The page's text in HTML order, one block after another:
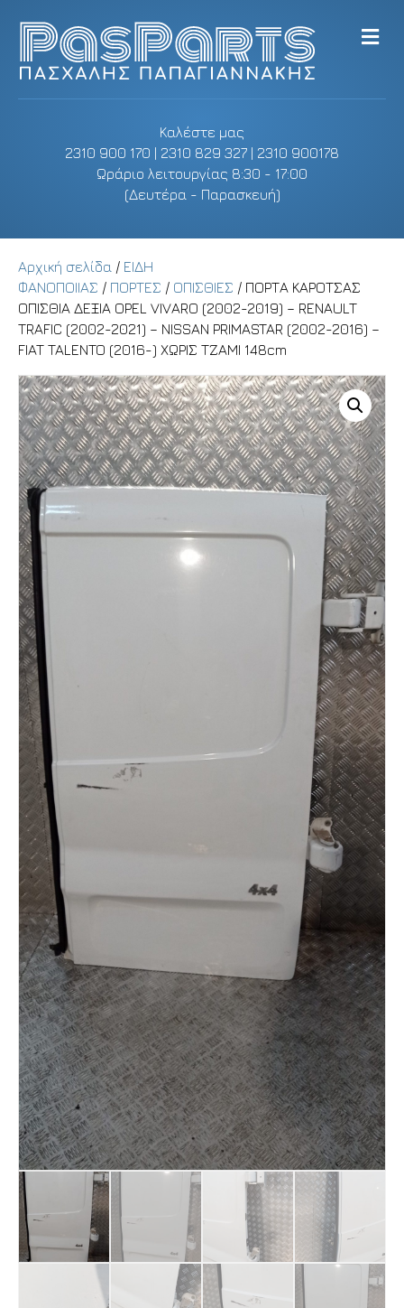
Καλέστε μας
2310 900 170 | 2310 829 327 | 2310 900178
Ωράριο λειτουργίας 8:30 - 17:00
(Δευτέρα - Παρασκευή)
M
e
Αρχική σελίδα / ΕΙΔΗ
ΦΑΝΟΠΟΙΙΑΣ / ΠΟΡΤΕΣ / ΟΠΙΣΘΙΕΣ / ΠΟΡΤΑ ΚΑΡΟΤΣΑΣ
ΟΠΙΣΘΙΑ ΔΕΞΙΑ OPEL VIVARO (2002-2019) – RENAULT
TRAFIC (2002-2021) – NISSAN PRIMASTAR (2002-2016) –
FIAT TALENTO (2016-) ΧΩΡΙΣ ΤΖΑΜΙ 148cm